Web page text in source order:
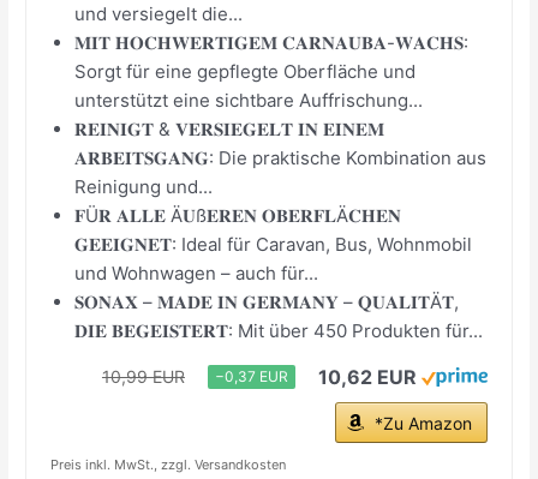
und versiegelt die...
𝐌𝐈𝐓 𝐇𝐎𝐂𝐇𝐖𝐄𝐑𝐓𝐈𝐆𝐄𝐌 𝐂𝐀𝐑𝐍𝐀𝐔𝐁𝐀-𝐖𝐀𝐂𝐇𝐒:
Sorgt für eine gepflegte Oberfläche und
unterstützt eine sichtbare Auffrischung...
𝐑𝐄𝐈𝐍𝐈𝐆𝐓 & 𝐕𝐄𝐑𝐒𝐈𝐄𝐆𝐄𝐋𝐓 𝐈𝐍 𝐄𝐈𝐍𝐄𝐌
𝐀𝐑𝐁𝐄𝐈𝐓𝐒𝐆𝐀𝐍𝐆: Die praktische Kombination aus
Reinigung und...
𝐅Ü𝐑 𝐀𝐋𝐋𝐄 Ä𝐔ß𝐄𝐑𝐄𝐍 𝐎𝐁𝐄𝐑𝐅𝐋Ä𝐂𝐇𝐄𝐍
𝐆𝐄𝐄𝐈𝐆𝐍𝐄𝐓: Ideal für Caravan, Bus, Wohnmobil
und Wohnwagen – auch für...
𝐒𝐎𝐍𝐀𝐗 – 𝐌𝐀𝐃𝐄 𝐈𝐍 𝐆𝐄𝐑𝐌𝐀𝐍𝐘 – 𝐐𝐔𝐀𝐋𝐈𝐓Ä𝐓,
𝐃𝐈𝐄 𝐁𝐄𝐆𝐄𝐈𝐒𝐓𝐄𝐑𝐓: Mit über 450 Produkten für...
10,99 EUR −0,37 EUR 10,62 EUR
*Zu Amazon
Preis inkl. MwSt., zzgl. Versandkosten